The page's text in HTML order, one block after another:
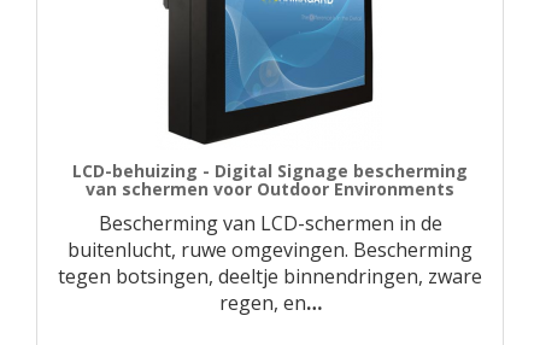
LCD-behuizing - Digital Signage bescherming
van schermen voor Outdoor Environments
Bescherming van LCD-schermen in de
buitenlucht, ruwe omgevingen. Bescherming
tegen botsingen, deeltje binnendringen, zware
regen, en…